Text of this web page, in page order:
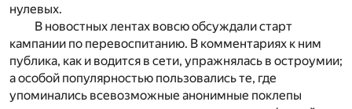
нулевых.
В новостных лентах вовсю обсуждали старт
кампании по перевоспитанию. В комментариях к ним
публика, как и водится в сети, упражнялась в остроумии;
а особой популярностью пользовались те, где
упоминались всевозможные анонимные поклепы